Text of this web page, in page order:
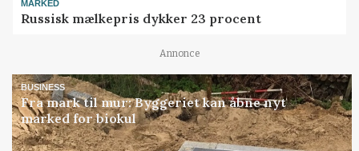
MARKED
Russisk mælkepris dykker 23 procent
Annonce
BUSINESS
Fra mark til mur: Byggeriet kan åbne nyt
marked for biokul